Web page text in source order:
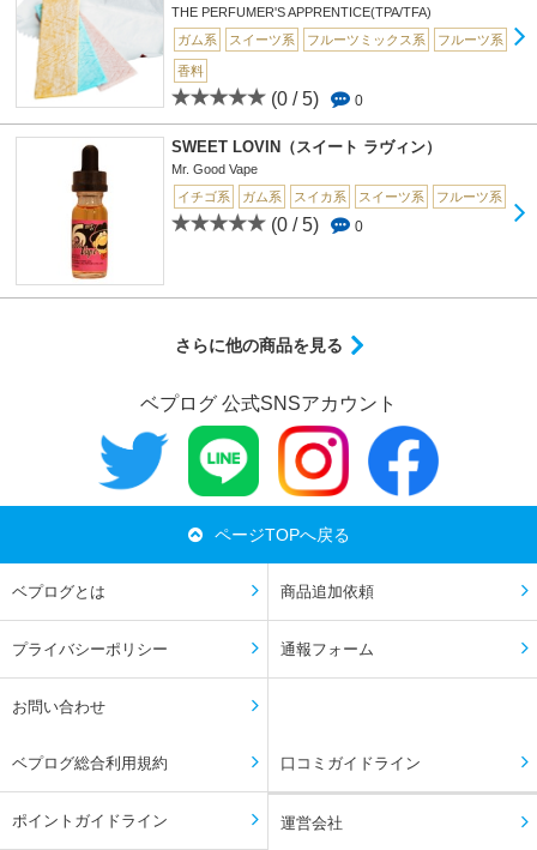
THE PERFUMER'S APPRENTICE(TPA/TFA)
ガム系
スイーツ系 フルーツミックス系 フルーツ系
香料
(0 / 5) 0
SWEET LOVIN（スイート ラヴィン）
Mr. Good Vape
イチゴ系
ガム系 スイカ系 スイーツ系 フルーツ系
(0 / 5) 0
さらに他の商品を見る
ベプログ 公式SNSアカウント
ページTOPへ戻る
ベプログとは 商品追加依頼
プライバシーポリシー 通報フォーム
お問い合わせ
ベプログ総合利用規約 口コミガイドライン
ポイントガイドライン 運営会社